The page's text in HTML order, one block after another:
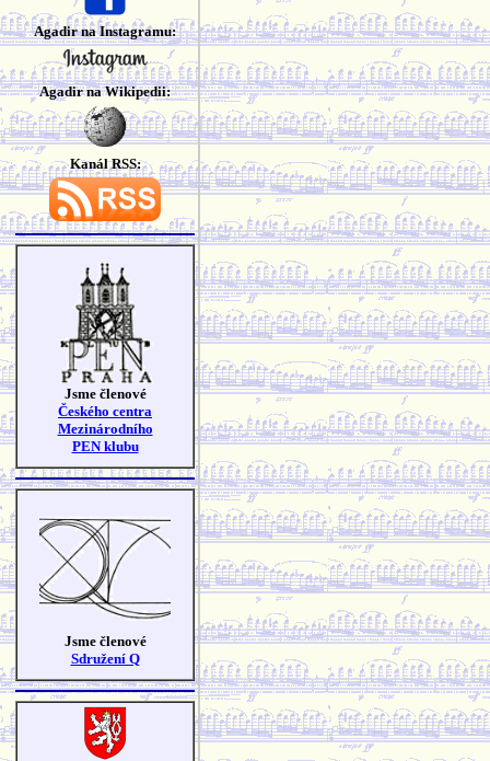
Agadir na Instagramu:
Agadir na Wikipedii:
Kanál RSS:
Jsme členové
Českého centra
Mezinárodního
PEN klubu
Jsme členové
Sdružení Q